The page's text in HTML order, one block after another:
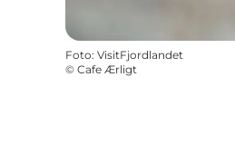
Foto: VisitFjordlandet
© Cafe Ærligt